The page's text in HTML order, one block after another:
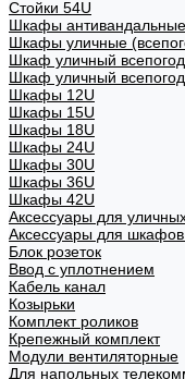
Стойки 54U
Шкафы антивандальные
Шкафы уличные
Шкаф уличный
Шкаф уличный
Шкафы 12U
Шкафы 15U
Шкафы 18U
Шкафы 24U
Шкафы 30U
Шкафы 36U
Шкафы 42U
Аксессуары для
Аксессуары для шкафов
Блок розеток
Ввод с уплотнением
Кабель канал
Козырьки
Комплект роликов
Крепежный комплект
Модули вентиляторные
Для напольных